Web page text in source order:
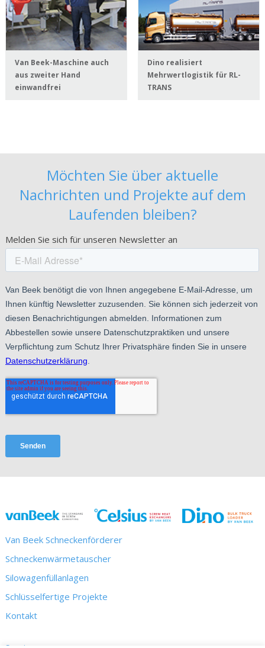
Van Beek-Maschine auch
aus zweiter Hand
einwandfrei
Dino realisiert
Mehrwertlogistik für RL-
TRANS
Möchten Sie über aktuelle
Nachrichten und Projekte auf dem
Laufenden bleiben?
Melden Sie sich für unseren Newsletter an
Van Beek Schneckenförderer
Schneckenwärmetauscher
Silowagenfüllanlagen
Schlüsselfertige Projekte
Kontakt